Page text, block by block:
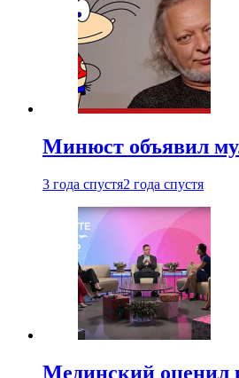
Минюст объявил
3 года спустя2 года спустя
Мединский оценил